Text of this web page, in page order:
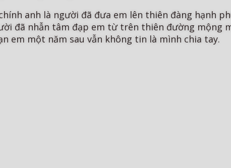
anh là người đã đưa em lên thiên đàng hạnh
đã nhẫn tâm đạp em từ trên thiên đường mộng
em một năm sau vẫn không tin là mình chia tay.